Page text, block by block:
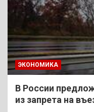
ЭКОНОМИКА
В России
из запрета на